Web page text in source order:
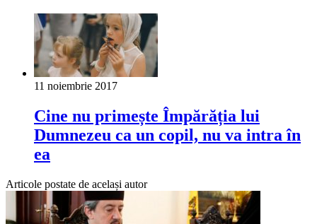
11 noiembrie 2017
Cine nu primește Împărăția lui
Dumnezeu ca un copil, nu va intra în
ea
Articole postate de același autor